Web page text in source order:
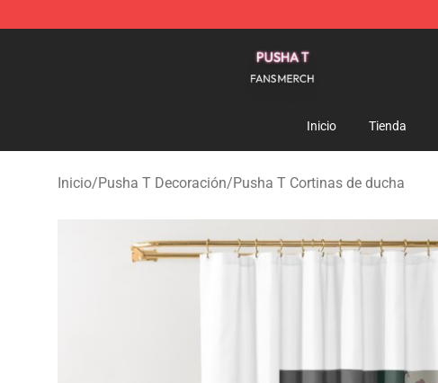
Inicio Tienda
Inicio/Pusha T Decoración/Pusha T Cortinas de ducha